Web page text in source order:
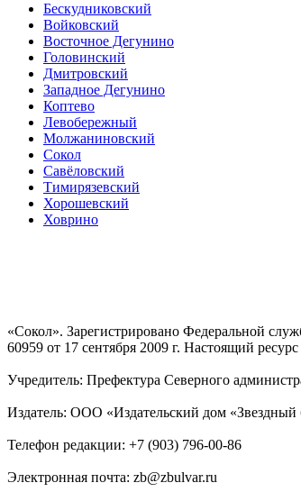
Бескудниковский
Войковский
Восточное Дегунино
Головинский
Дмитровский
Западное Дегунино
Коптево
Левобережный
Молжаниновский
Сокол
Савёловский
Тимирязевский
Хорошевский
Ховрино
«Сокол». Зарегистрировано Федеральной
60959 от 17 сентября 2009 г. Настоящий
Учредитель: Префектура Северного
Издатель: ООО «Издательский дом
Телефон редакции: +7 (903) 796-00-86
Электронная почта: zb@zbulvar.ru